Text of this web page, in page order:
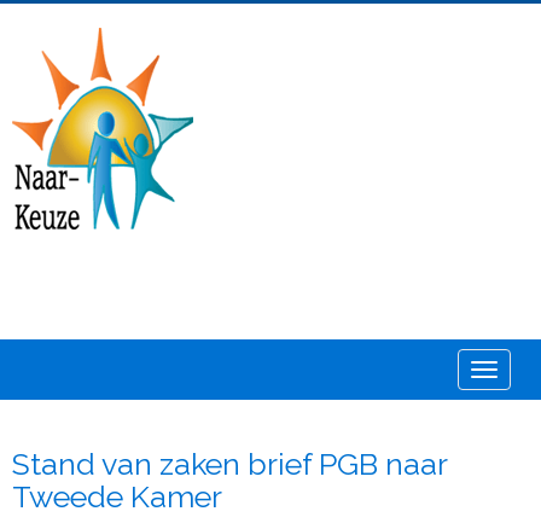
Stand van zaken brief PGB naar
Tweede Kamer